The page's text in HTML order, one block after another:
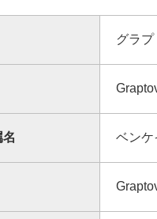
グラプ
ベンケ